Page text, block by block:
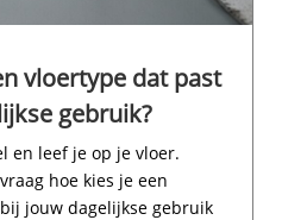
vloertype dat past
gebruik?
en leef je op je vloer.​
hoe kies je een
jouw dagelijkse gebruik